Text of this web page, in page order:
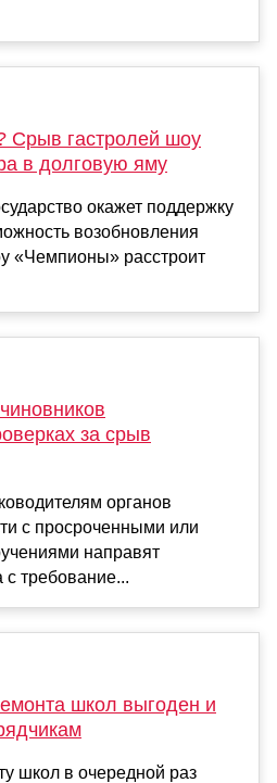
Срыв гастролей шоу
в долговую яму
окажет поддержку
возобновления
«Чемпионы» расстроит
за срыв
органов
с просроченными или
направят
требование...
школ выгоден и
школ в очередной раз